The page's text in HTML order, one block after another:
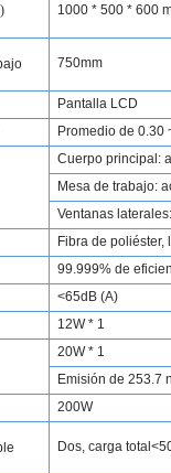
) 1000 * 500 * 600
750mm
Pantalla LCD
Promedio de 0.30
Cuerpo principal:
Mesa de trabajo:
Ventanas
Fibra de poliéster,
99.999% de
<65dB (A)
12W * 1
20W * 1
Emisión de 253.7
200W
Dos, carga